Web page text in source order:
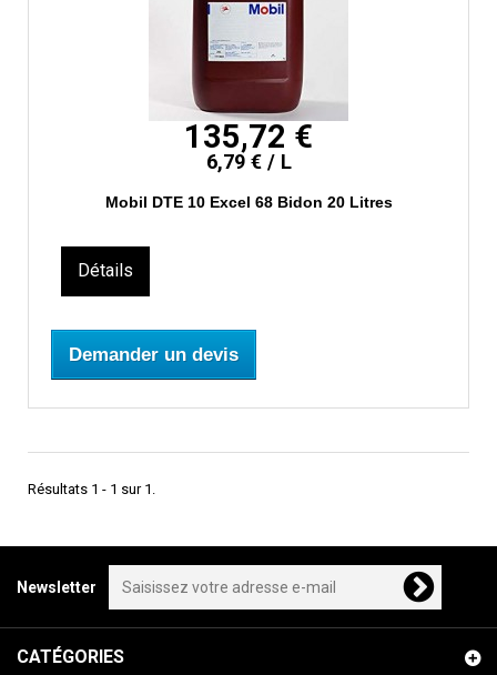
135,72 €
6,79 € / L
Mobil DTE 10 Excel 68 Bidon 20 Litres
Détails
Demander un devis
Résultats 1 - 1 sur 1.
Newsletter
CATÉGORIES